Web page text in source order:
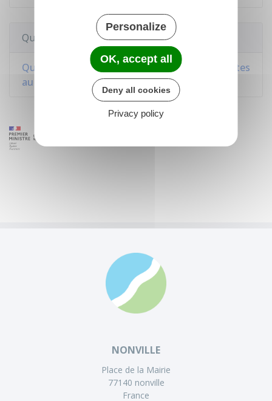
Questions ? Réponses !
Que deviennent les heures de formation inscrites
au Dif dans la fonction publique ?
NONVILLE
Place de la Mairie
77140 nonville
France
Personalize
OK, accept all
Deny all cookies
Privacy policy